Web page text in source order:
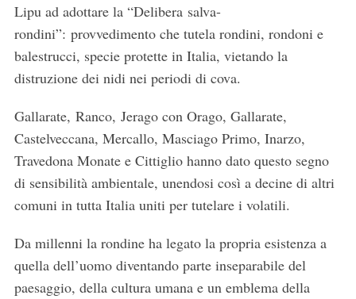
Lipu ad adottare la “Delibera salva-
rondini”: provvedimento che tutela rondini, rondoni e
balestrucci, specie protette in Italia, vietando la
distruzione dei nidi nei periodi di cova.
Gallarate, Ranco, Jerago con Orago, Gallarate,
Castelveccana, Mercallo, Masciago Primo, Inarzo,
Travedona Monate e Cittiglio hanno dato questo segno
di sensibilità ambientale, unendosi così a decine di altri
comuni in tutta Italia uniti per tutelare i volatili.
Da millenni la rondine ha legato la propria esistenza a
quella dell’uomo diventando parte inseparabile del
paesaggio, della cultura umana e un emblema della